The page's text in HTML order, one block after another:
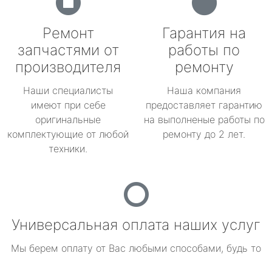
Ремонт
запчастями от
производителя
Наши специалисты
имеют при себе
оригинальные
комплектующие от любой
техники.
Гарантия на
работы по
ремонту
Наша компания
предоставляет гарантию
на выполненые работы по
ремонту до 2 лет.
Универсальная оплата наших услуг
Мы берем оплату от Вас любыми способами, будь то